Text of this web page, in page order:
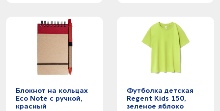
Блокнот на кольцах
Eco Note с ручкой,
красный
Футболка детская
Regent Kids 150,
зеленое яблоко